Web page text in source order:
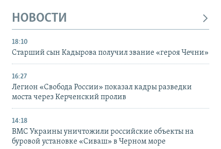
НОВОСТИ
18:10
Старший сын Кадырова получил звание «героя Чечни»
16:27
Легион «Свобода России» показал кадры разведки
моста через Керченский пролив
14:18
ВМС Украины уничтожили российские объекты на
буровой установке «Сиваш» в Черном море